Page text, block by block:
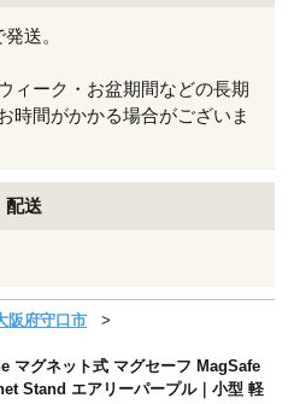
送。
ィーク・お盆期間などの長期
時間がかかる場合がございま
配送
阪府守口市
マグネット式 マグセーフ MagSafe
Stand エアリーパープル｜小型 軽